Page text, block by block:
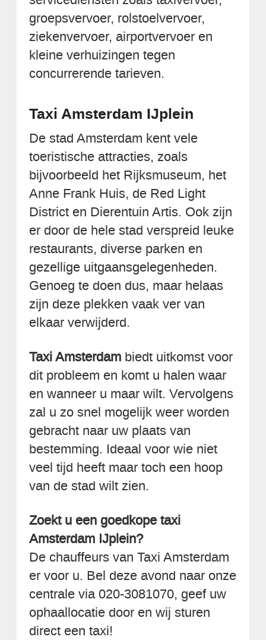
groepsvervoer, rolstoelvervoer,
ziekenvervoer, airportvervoer en
kleine verhuizingen tegen
concurrerende tarieven.
Taxi Amsterdam IJplein
De stad Amsterdam kent vele
toeristische attracties, zoals
bijvoorbeeld het Rijksmuseum, het
Anne Frank Huis, de Red Light
District en Dierentuin Artis. Ook zijn
er door de hele stad verspreid leuke
restaurants, diverse parken en
gezellige uitgaansgelegenheden.
Genoeg te doen dus, maar helaas
zijn deze plekken vaak ver van
elkaar verwijderd.
Taxi Amsterdam biedt uitkomst voor
dit probleem en komt u halen waar
en wanneer u maar wilt. Vervolgens
zal u zo snel mogelijk weer worden
gebracht naar uw plaats van
bestemming. Ideaal voor wie niet
veel tijd heeft maar toch een hoop
van de stad wilt zien.
Zoekt u een goedkope taxi
Amsterdam IJplein?
De chauffeurs van Taxi Amsterdam
er voor u. Bel deze avond naar onze
centrale via 020-3081070, geef uw
ophaallocatie door en wij sturen
direct een taxi!